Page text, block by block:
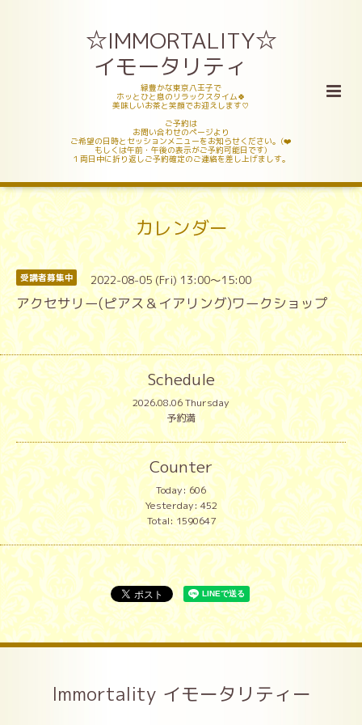
☆IMMORTALITY☆
イモータリティ
緑豊かな東京八王子で
ホッとひと息のリラックスタイム🍀
美味しいお茶と笑顔でお迎えします♡
ご予約は
お問い合わせのページより
ご希望の日時とセッションメニューをお知らせください。(❤️
もしくは午前・午後の表示がご予約可能日です)
１両日中に折り返しご予約確定のご連絡を差し上げましす。
カレンダー
受講者募集中 2022-08-05 (Fri) 13:00～15:00
アクセサリー(ピアス＆イアリング)ワークショップ
Schedule
2026.08.06 Thursday
予約満
Counter
Today:606
Yesterday:452
Total:1590647
Immortality イモータリティー